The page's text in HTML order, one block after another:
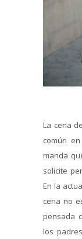
La cena
común
manda
solicite
En la
cena no
pensada
los